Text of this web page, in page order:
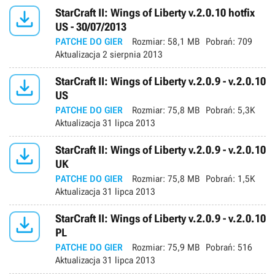

StarCraft II: Wings of Liberty v.2.0.10 hotfix
US - 30/07/2013
PATCHE DO GIER Rozmiar: 58,1 MB Pobrań: 709
Aktualizacja 2 sierpnia 2013

StarCraft II: Wings of Liberty v.2.0.9 - v.2.0.10
US
PATCHE DO GIER Rozmiar: 75,8 MB Pobrań: 5,3K
Aktualizacja 31 lipca 2013

StarCraft II: Wings of Liberty v.2.0.9 - v.2.0.10
UK
PATCHE DO GIER Rozmiar: 75,8 MB Pobrań: 1,5K
Aktualizacja 31 lipca 2013

StarCraft II: Wings of Liberty v.2.0.9 - v.2.0.10
PL
PATCHE DO GIER Rozmiar: 75,9 MB Pobrań: 516
Aktualizacja 31 lipca 2013